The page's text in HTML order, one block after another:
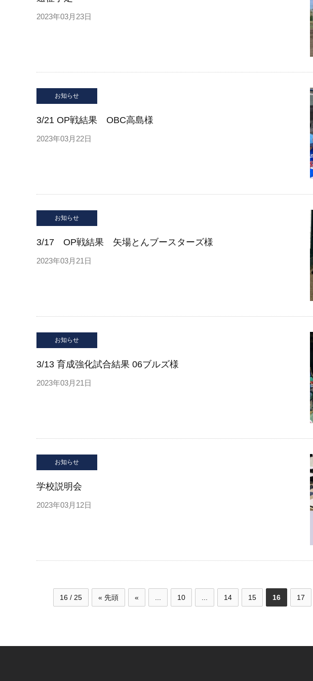
2023年03月23日
お知らせ
3/21 OP戦結果 OBC高島様
2023年03月22日
お知らせ
3/17 OP戦結果 矢場とんブースターズ様
2023年03月21日
お知らせ
3/13 育成強化試合結果 06ブルズ様
2023年03月21日
お知らせ
学校説明会
2023年03月12日
16 / 25 « 先頭 « 10 14 15 16 17